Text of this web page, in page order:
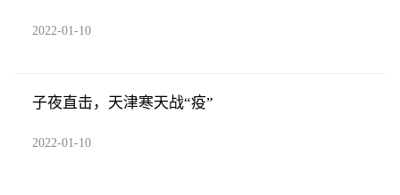
2022-01-10
子夜直击，天津寒天战“疫”
2022-01-10